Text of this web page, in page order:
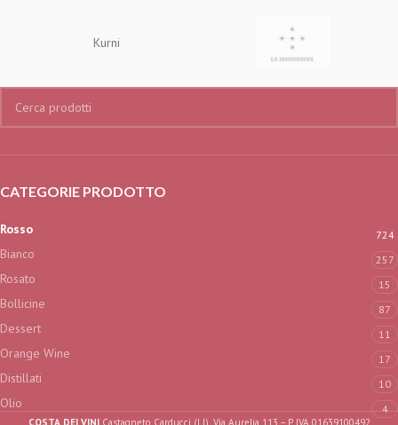
Kurni
CATEGORIE PRODOTTO
Rosso 724
Bianco 257
Rosato 15
Bollicine 87
Dessert 11
Orange Wine 17
Distillati 10
Olio 4
COSTA DEI VINI Castagneto Carducci (LI), Via Aurelia 113 – P. IVA 01639100492